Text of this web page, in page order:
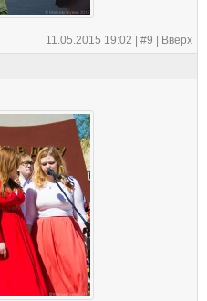
11.05.2015 19:02 | #9 Вверх